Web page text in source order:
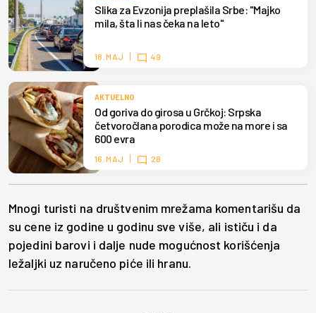
Slika za Evzonija preplašila Srbe: "Majko
mila, šta li nas čeka na leto"
18. MAJ 49
AKTUELNO
Od goriva do girosa u Grčkoj: Srpska
četvoročlana porodica može na more i sa
600 evra
16. MAJ 28
Mnogi turisti na društvenim mrežama komentarišu da
su cene iz godine u godinu sve više, ali ističu i da
pojedini barovi i dalje nude mogućnost korišćenja
ležaljki uz naručeno piće ili hranu.